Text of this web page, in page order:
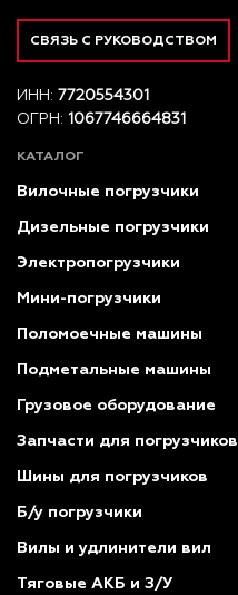
СВЯЗЬ С РУКОВОДСТВОМ
ИНН: 7720554301
ОГРН: 1067746664831
КАТАЛОГ
Вилочные погрузчики
Дизельные погрузчики
Электропогрузчики
Мини-погрузчики
Поломоечные машины
Подметальные машины
Грузовое оборудование
Запчасти для погрузчиков
Шины для погрузчиков
Б/у погрузчики
Вилы и удлинители вил
Тяговые АКБ и З/У